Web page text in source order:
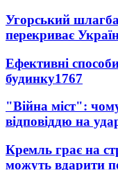
Угорський
перекриває
Ефективні
будинку1767
"Війна міст":
відповіддю на
Кремль грає на
можуть вдарити